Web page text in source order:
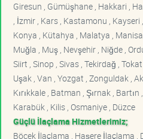
Giresun , Gümüşhane , Hakkari ,
, İzmir , Kars , Kastamonu , Kayseri
Konya , Kütahya , Malatya ,
Muğla , Muş , Nevşehir , Niğde ,
Siirt , Sinop , Sivas , Tekirdağ ,
Uşak , Van , Yozgat , Zonguldak ,
Kırıkkale , Batman , Şırnak , Bartın
Karabük , Kilis , Osmaniye , Düzce
Güçlü İlaçlama Hizmetlerimiz;
Böcek İlaçlama , Haşere İlaçlama ,